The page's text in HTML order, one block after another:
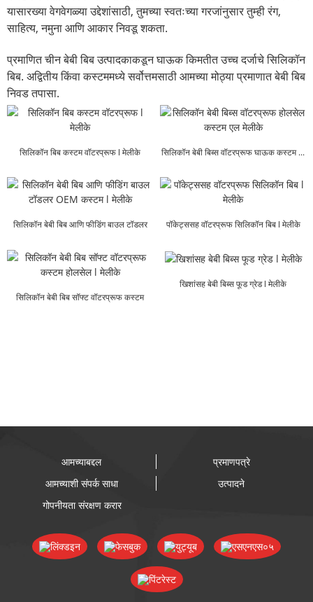
यासारख्या वेगवेगळ्या उद्देशांसाठी, तुमच्या स्वतःच्या गरजांनुसार तुम्ही रंग,
साहित्य, नमुना आणि आकार निवडू शकता.
प्रमाणित चीन बेबी बिब उत्पादकाकडून घाऊक किमतीत उच्च दर्जाचे सिलिकॉन
बिब. अद्वितीय किंवा कस्टममध्ये सर्वोत्तमसाठी आमच्या मोठ्या प्रमाणात बेबी बिब
निवड तपासा.
सिलिकॉन बिब कस्टम वॉटरप्रूफ l मेलीके सिलिकॉन बेबी बिब्स वॉटरप्रूफ घाऊक कस्टम ...
सिलिकॉन बेबी बिब आणि फीडिंग बाउल टॉडलर
पॉकेट्ससह वॉटरप्रूफ सिलिकॉन बिब l मेलीके
सिलिकॉन बेबी बिब सॉफ्ट वॉटरप्रूफ कस्टम
खिशांसह बेबी बिब्स फूड ग्रेड l मेलीके
आमच्याबद्दल
प्रमाणपत्रे
आमच्याशी संपर्क साधा
उत्पादने
गोपनीयता संरक्षण करार